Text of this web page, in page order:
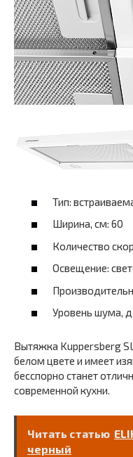
Тип:
Ширина, см: 60
Количество
Освещение:
Уровень шума,
Вытяжка Kuppersberg
белом цвете и имеет
бесспорно станет
современной кухни.
Читать статью
черный